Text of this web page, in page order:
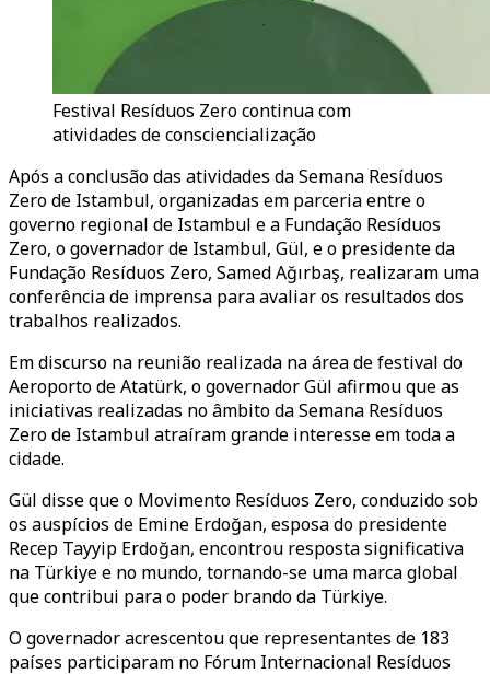
Festival Resíduos Zero continua com
atividades de consciencialização
Após a conclusão das atividades da Semana Resíduos
Zero de Istambul, organizadas em parceria entre o
governo regional de Istambul e a Fundação Resíduos
Zero, o governador de Istambul, Gül, e o presidente da
Fundação Resíduos Zero, Samed Ağırbaş, realizaram uma
conferência de imprensa para avaliar os resultados dos
trabalhos realizados.
Em discurso na reunião realizada na área de festival do
Aeroporto de Atatürk, o governador Gül afirmou que as
iniciativas realizadas no âmbito da Semana Resíduos
Zero de Istambul atraíram grande interesse em toda a
cidade.
Gül disse que o Movimento Resíduos Zero, conduzido sob
os auspícios de Emine Erdoğan, esposa do presidente
Recep Tayyip Erdoğan, encontrou resposta significativa
na Türkiye e no mundo, tornando-se uma marca global
que contribui para o poder brando da Türkiye.
O governador acrescentou que representantes de 183
países participaram no Fórum Internacional Resíduos